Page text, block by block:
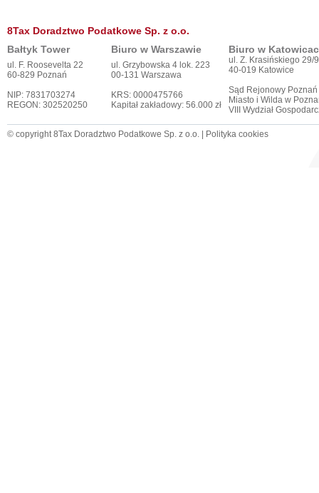
8Tax Doradztwo Podatkowe Sp. z o.o.
Bałtyk Tower
Biuro w Warszawie Biuro w
ul. F. Roosevelta 22
60-829 Poznań
NIP: 7831703274
REGON: 302520250
ul. Grzybowska 4 lok. 223
00-131 Warszawa
KRS: 0000475766
Kapitał zakładowy: 56.000 zł
ul. Z. Krasińskiego 29/9
40-019 Katowice
Sąd Rejonowy
Miasto i Wilda w
VIII Wydział
© copyright 8Tax Doradztwo Podatkowe Sp. z o.o. | Polityka cookies